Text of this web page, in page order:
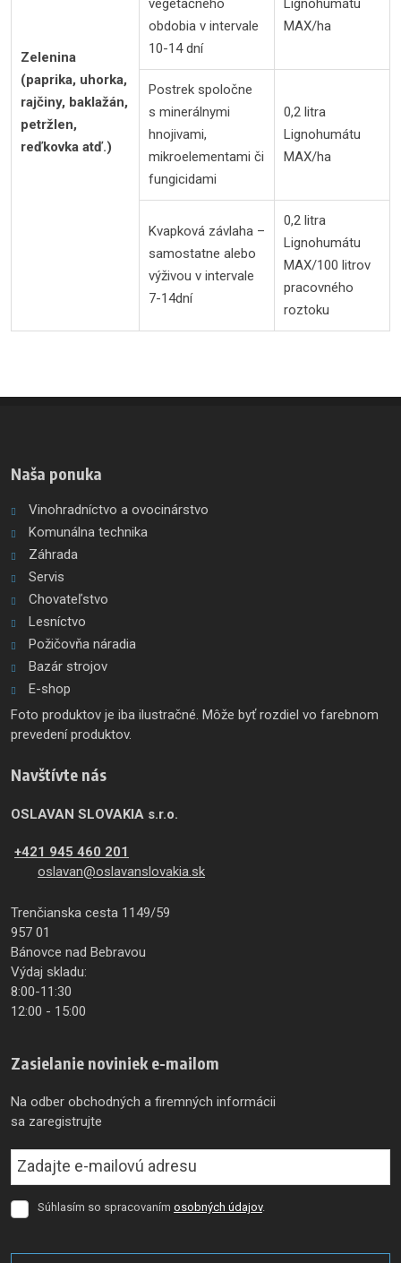
Zelenina
(paprika, uhorka,
rajčiny, baklažán,
petržlen,
reďkovka atď.)
vegetačného
obdobia v intervale
10-14 dní
Lignohumátu
MAX/ha
Postrek spoločne
s minerálnymi
hnojivami,
mikroelementami či
fungicidami
0,2 litra
Lignohumátu
MAX/ha
Kvapková závlaha –
samostatne alebo
výživou v intervale
7-14dní
0,2 litra
Lignohumátu
MAX/100 litrov
pracovného
roztoku
Naša ponuka
Vinohradníctvo a ovocinárstvo
Komunálna technika
Záhrada
Servis
Chovateľstvo
Lesníctvo
Požičovňa náradia
Bazár strojov
E-shop
Foto produktov je iba ilustračné. Môže byť rozdiel vo farebnom
prevedení produktov.
Navštívte nás
OSLAVAN SLOVAKIA s.r.o.
+421 945 460 201
oslavan@oslavanslovakia.sk
Trenčianska cesta 1149/59
957 01
Bánovce nad Bebravou
Výdaj skladu:
8:00-11:30
12:00 - 15:00
Zasielanie noviniek e-mailom
Na odber obchodných a firemných informácii
sa zaregistrujte
Súhlasím
osobných
Súhlasím so spracovaním osobných údajov.